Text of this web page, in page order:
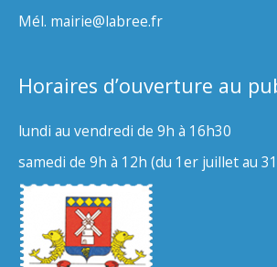
Mél. mairie@labree.fr
Horaires d’ouverture au
lundi au vendredi de 9h à 16h30
samedi de 9h à 12h (du 1er juillet au